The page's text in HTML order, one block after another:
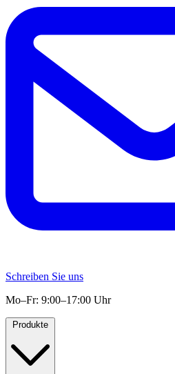
Schreiben Sie uns
Mo–Fr: 9:00–17:00 Uhr
Produkte